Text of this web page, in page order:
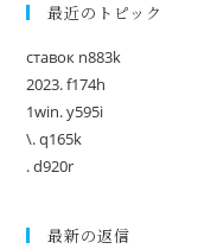
最近のトピック
ставок n883k
2023. f174h
1win. y595i
\. q165k
. d920r
最新の返信